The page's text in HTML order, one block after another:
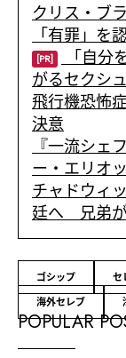
クリス・ブ
「有罪」を
[PR]
「自分
がるセクシ
飛行機恐怖
決意
『一流シェ
ー・エリオ
チャドウィ
廷へ 兄弟
ゴシップ セ
海外セレブ
POPULAR